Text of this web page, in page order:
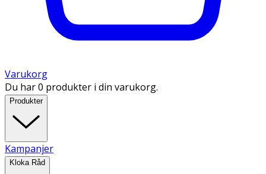
Varukorg
Du har 0 produkter i din varukorg.
Produkter
Kampanjer
Kloka Råd